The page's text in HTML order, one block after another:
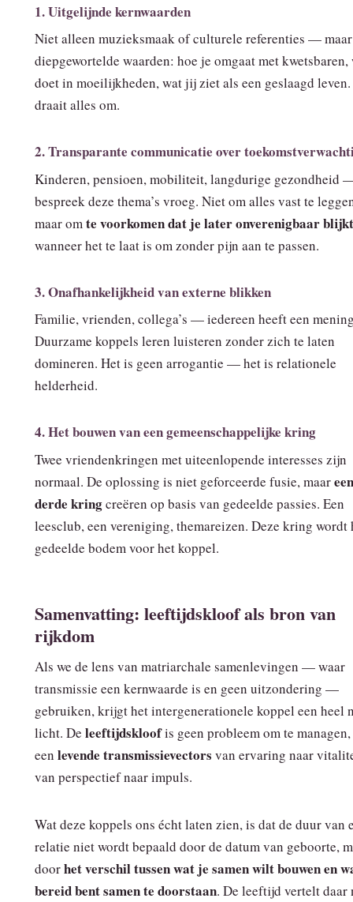
1. Uitgelijnde kernwaarden
Niet alleen muzieksmaak of culturele referenties — maar
diepgewortelde waarden: hoe je omgaat met kwetsbaren,
doet in moeilijkheden, wat jij ziet als een geslaagd
draait alles om.
2. Transparante communicatie over
Kinderen, pensioen, mobiliteit, langdurige gezondheid
bespreek deze thema’s vroeg. Niet om alles vast te
maar omte voorkomen dat je later onverenigbaar blijkt
wanneer het te laat is om zonder pijn aan te passen.
3. Onafhankelijkheid van externe blikken
Familie, vrienden, collega’s — iedereen heeft een
Duurzame koppels leren luisteren zonder zich te laten
domineren. Het is geen arrogantie — het is relationele
helderheid.
4. Het bouwen van een gemeenschappelijke kring
Twee vriendenkringen met uiteenlopende interesses zijn
normaal. De oplossing is niet geforceerde fusie, maareen
derde kringcreëren op basis van gedeelde passies. Een
leesclub, een vereniging, themareizen. Deze kring wordt
gedeelde bodem voor het koppel.
Samenvatting: leeftijdskloof als bron van
rijkdom
Als we de lens van matriarchale samenlevingen — waar
transmissie een kernwaarde is en geen uitzondering —
gebruiken, krijgt het intergenerationele koppel een heel
licht. De leeftijdskloofis geen probleem om te
een levende transmissievectors van ervaring naar
van perspectief naar impuls.
Wat deze koppels ons écht laten zien, is dat de duur van
relatie niet wordt bepaald door de datum van geboorte,
doorhet verschil tussen wat je samen wilt bouwen en
bereid bent samen te doorstaan. De leeftijd vertelt daar